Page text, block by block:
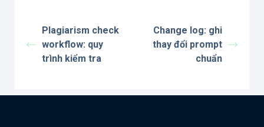
Plagiarism check
workflow: quy
trình kiểm tra
Change log: ghi
thay đổi prompt
chuẩn